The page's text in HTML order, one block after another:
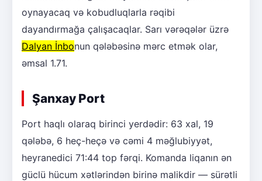
oynayacaq və kobudluqlarla rəqibi
dayandırmağa çalışacaqlar. Sarı vərəqələr üzrə
Dalyan İnbonun qələbəsinə mərc etmək olar,
əmsal 1.71.
Şanxay Port
Port haqlı olaraq birinci yerdədir: 63 xal, 19
qələbə, 6 heç-heçə və cəmi 4 məğlubiyyət,
heyranedici 71:44 top fərqi. Komanda liqanın ən
güclü hücum xətlərindən birinə malikdir — sürətli